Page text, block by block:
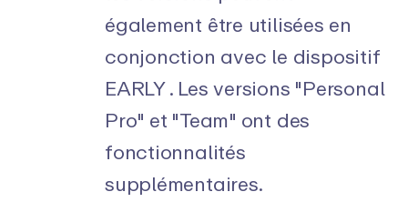
également être utilisées en
conjonction avec le dispositif
EARLY . Les versions "Personal
Pro" et "Team" ont des
fonctionnalités
supplémentaires.